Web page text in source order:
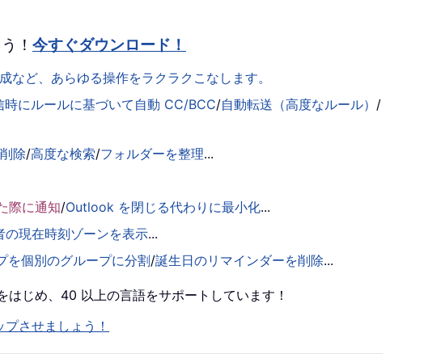
！ 今すぐダウンロード！
ど、あらゆる操作をラクラクこなします。
時にルールに基づいて自動 CC/BCC/自動転送（高度なルール） /
除/高度な検索/フォルダーを整理...
際に通知/Outlook を閉じる代わりに最小化...
の現在時刻ゾーンを表示...
を個別のグループに分割/誕生日のリマインダーを削除...
じめ、40 以上の言語をサポートしています！
させましょう！